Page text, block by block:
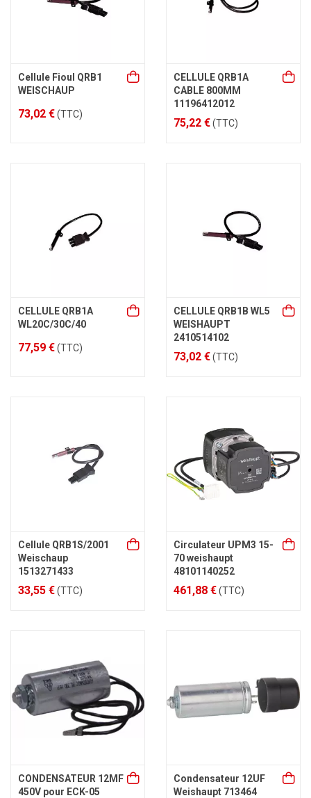
Cellule Fioul QRB1
WEISCHAUP
73,02 €(TTC)
CELLULE QRB1A
CABLE 800MM
11196412012
75,22 €(TTC)
CELLULE QRB1A
WL20C/30C/40
77,59 €(TTC)
CELLULE QRB1B WL5
WEISHAUPT
2410514102
73,02 €(TTC)
Cellule QRB1S/2001
Weischaup
1513271433
33,55 €(TTC)
Circulateur UPM3 15-
70 weishaupt
48101140252
461,88 €(TTC)
CONDENSATEUR 12MF
450V pour ECK-05
Condensateur 12UF
Weishaupt 713464